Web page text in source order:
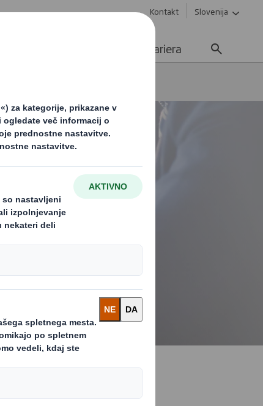
Kontakt Slovenija
Kariera